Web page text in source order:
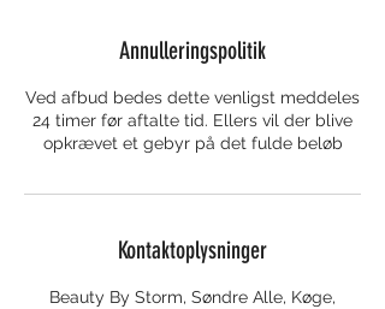
Annulleringspolitik
Ved afbud bedes dette venligst meddeles
24 timer før aftalte tid. Ellers vil der blive
opkrævet et gebyr på det fulde beløb
Kontaktoplysninger
Beauty By Storm, Søndre Alle, Køge,